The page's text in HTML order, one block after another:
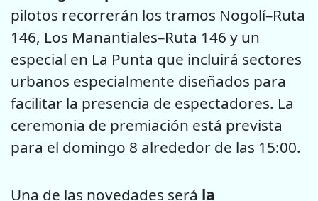
pilotos recorrerán los tramos Nogolí–Ruta
146, Los Manantiales–Ruta 146 y un
especial en La Punta que incluirá sectores
urbanos especialmente diseñados para
facilitar la presencia de espectadores. La
ceremonia de premiación está prevista
para el domingo 8 alrededor de las 15:00.
Una de las novedades será la